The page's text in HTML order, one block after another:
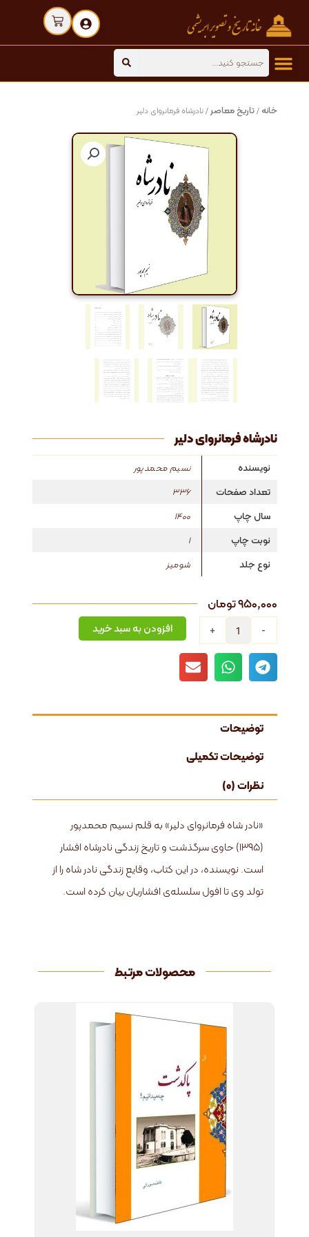
محتوا
Cart
Search
خانه /تاریخ معاصر/ نادرشاه فرمانروای دلیر
نادرشاه فرمانروای دلیر
نویسنده نسیم محمدپور
تعداد صفحات 336
سال چاپ 1400
نوبت چاپ 1
نوع جلد شومیز
۹۵۰,۰۰۰تومان
-
نادرشاه
فرمانروای
دلیر
عدد
+ افزودن به سبد خرید
توضیحات
توضیحات تکمیلی
نظرات (0)
«نادر‌ شاه فرمانروای دلیر» به قلم نسیم محمدپور
(۱۳۹۵) حاوی سرگذشت و تاریخ زندگی نادرشاه افشار
است. نویسنده، در این کتاب، وقایع زندگی نادر شاه را از
تولد وی تا افول سلسله‌ی افشاریان بیان کرده است.
محصولات مرتبط